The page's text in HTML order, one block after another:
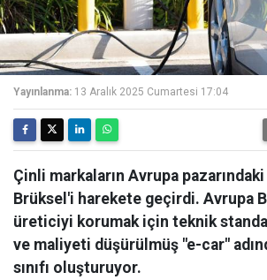
Yayınlanma: 13 Aralık 2025 Cumartesi 17:04
Çinli markaların Avrupa
Brüksel'i harekete geçirdi. Avrupa
üreticiyi korumak için teknik
ve maliyeti düşürülmüş "e-car"
sınıfı oluşturuyor.